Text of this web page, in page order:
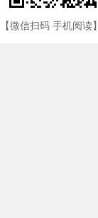
【微信扫码 手机阅读】